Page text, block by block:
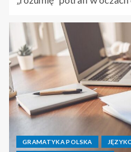
GRAMATYKA POLSKA